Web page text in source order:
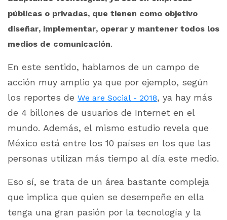
públicas o privadas, que tienen como objetivo
diseñar, implementar, operar y mantener todos los
medios de comunicación.
En este sentido, hablamos de un campo de
acción muy amplio ya que por ejemplo, según
los reportes de We are Social - 2018, ya hay más
de 4 billones de usuarios de Internet en el
mundo. Además, el mismo estudio revela que
México está entre los 10 países en los que las
personas utilizan más tiempo al día este medio.
Eso sí, se trata de un área bastante compleja
que implica que quien se desempeñe en ella
tenga una gran pasión por la tecnología y la